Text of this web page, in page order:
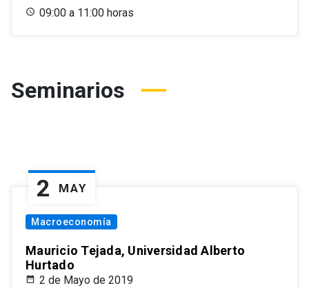
09:00 a 11:00 horas
Seminarios
2 MAY
Macroeconomía
Mauricio Tejada, Universidad Alberto
Hurtado
2 de Mayo de 2019